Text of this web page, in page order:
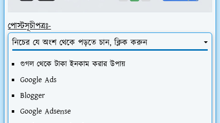
পোস্টসূচীপত্রঃ-
নিচের যে অংশ থেকে পড়তে চান, ক্লিক করুন
গুগল থেকে টাকা ইনকাম করার উপায়
Google Ads
Blogger
Google Adsense